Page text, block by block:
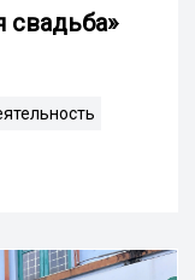
свадьба»